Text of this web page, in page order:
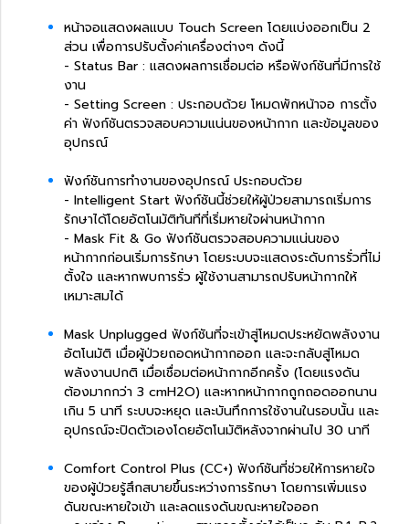
หน้าจอแสดงผลแบบ Touch Screen โดยแบ่งออกเป็น 2
ส่วน เพื่อการปรับตั้งค่าเครื่องต่างๆ ดังนี้
- Status Bar : แสดงผลการเชื่อมต่อ หรือฟังก์ชันที่มีการใช้
งาน
- Setting Screen : ประกอบด้วย โหมดพักหน้าจอ การตั้ง
ค่า ฟังก์ชันตรวจสอบความแน่นของหน้ากาก และข้อมูลของ
อุปกรณ์
ฟังก์ชันการทำงานของอุปกรณ์ ประกอบด้วย
- Intelligent Start ฟังก์ชันนี้ช่วยให้ผู้ป่วยสามารถเริ่มการ
รักษาได้โดยอัตโนมัติทันทีที่เริ่มหายใจผ่านหน้ากาก
- Mask Fit & Go ฟังก์ชันตรวจสอบความแน่นของ
หน้ากากก่อนเริ่มการรักษา โดยระบบจะแสดงระดับการรั่วที่ไม่
ตั้งใจ และหากพบการรั่ว ผู้ใช้งานสามารถปรับหน้ากากให้
เหมาะสมได้
Mask Unplugged ฟังก์ชันที่จะเข้าสู่โหมดประหยัดพลังงาน
อัตโนมัติ เมื่อผู้ป่วยถอดหน้ากากออก และจะกลับสู่โหมด
พลังงานปกติ เมื่อเชื่อมต่อหน้ากากอีกครั้ง (โดยแรงดัน
ต้องมากกว่า 3 cmH2O) และหากหน้ากากถูกถอดออกนาน
เกิน 5 นาที ระบบจะหยุด และบันทึกการใช้งานในรอบนั้น และ
อุปกรณ์จะปิดตัวเองโดยอัตโนมัติหลังจากผ่านไป 30 นาที
Comfort Control Plus (CC+) ฟังก์ชันที่ช่วยให้การหายใจ
ของผู้ป่วยรู้สึกสบายขึ้นระหว่างการรักษา โดยการเพิ่มแรง
ดันขณะหายใจเข้า และลดแรงดันขณะหายใจออก